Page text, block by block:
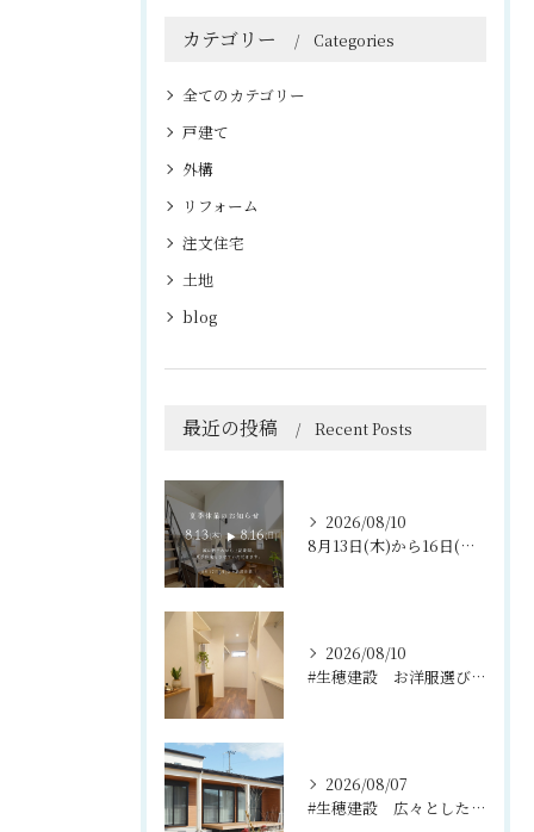
カテゴリー Categories
全てのカテゴリー
戸建て
外構
リフォーム
注文住宅
土地
blog
最近の投稿 Recent Posts
2026/08/10
8月13日(木)から16日(日)まで、夏期休暇をいただきます...
2026/08/10
#生穂建設 お洋服選びが楽しくなる、充実のウォークインクロー...
2026/08/07
#生穂建設 広々としたウッドデッキは、室内と庭を繋ぐ心地よい...